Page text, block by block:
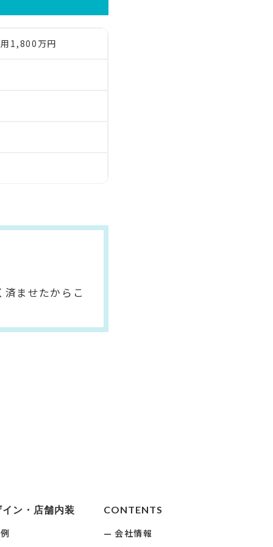
1,800万円
ませたからこ
ン・店舗内装 CONTENTS
会社情報